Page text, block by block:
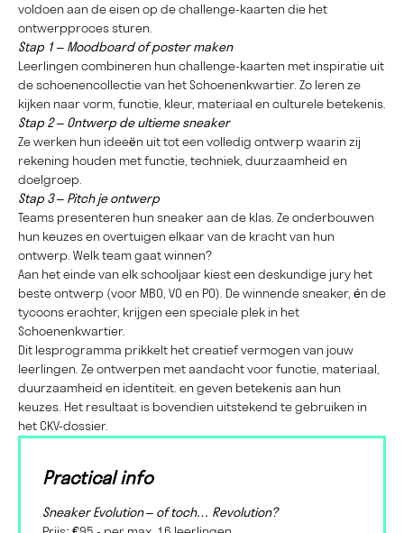
voldoen aan de eisen op de challenge-kaarten die het
ontwerpproces sturen.
Stap 1 – Moodboard of poster maken
Leerlingen combineren hun challenge-kaarten met inspiratie uit
de schoenencollectie van het Schoenenkwartier. Zo leren ze
kijken naar vorm, functie, kleur, materiaal en culturele betekenis.
Stap 2 – Ontwerp de ultieme sneaker
Ze werken hun ideeën uit tot een volledig ontwerp waarin zij
rekening houden met functie, techniek, duurzaamheid en
doelgroep.
Stap 3 – Pitch je ontwerp
Teams presenteren hun sneaker aan de klas. Ze onderbouwen
hun keuzes en overtuigen elkaar van de kracht van hun
ontwerp. Welk team gaat winnen?
Aan het einde van elk schooljaar kiest een deskundige jury het
beste ontwerp (voor MBO, VO en PO). De winnende sneaker, én de
tycoons erachter, krijgen een speciale plek in het
Schoenenkwartier.
Dit lesprogramma prikkelt het creatief vermogen van jouw
leerlingen. Ze ontwerpen met aandacht voor functie, materiaal,
duurzaamheid en identiteit. en geven betekenis aan hun
keuzes. Het resultaat is bovendien uitstekend te gebruiken in
het CKV-dossier.
Practical info
Sneaker Evolution – of toch… Revolution?